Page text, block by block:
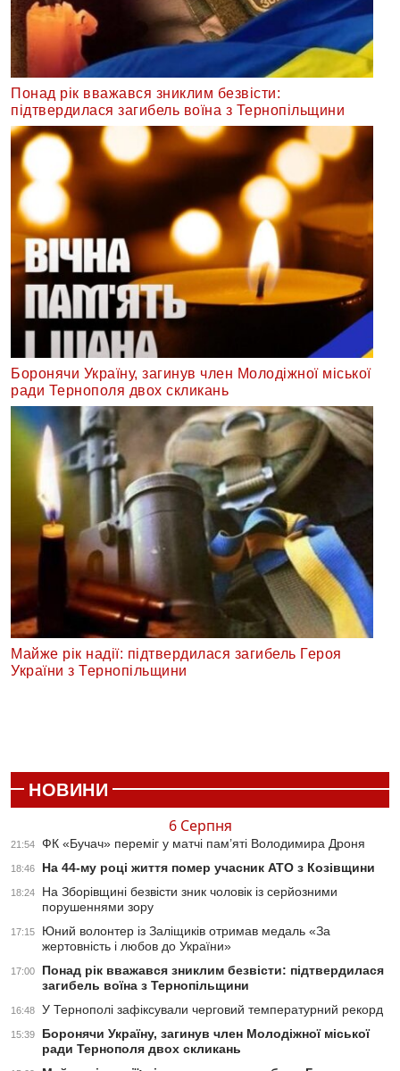
Понад рік вважався зниклим безвісти:
підтвердилася загибель воїна з Тернопільщини
Боронячи Україну, загинув член Молодіжної міської
ради Тернополя двох скликань
Майже рік надії: підтвердилася загибель Героя
України з Тернопільщини
НОВИНИ
6 Серпня
21:54 ФК «Бучач» переміг у матчі пам’яті Володимира Дроня
18:46 На 44-му році життя помер учасник АТО з Козівщини
18:24
На Зборівщині безвісти зник чоловік із серйозними
порушеннями зору
17:15
Юний волонтер із Заліщиків отримав медаль «За
жертовність і любов до України»
17:00
Понад рік вважався зниклим безвісти: підтвердилася
загибель воїна з Тернопільщини
16:48 У Тернополі зафіксували черговий температурний рекорд
15:39
Боронячи Україну, загинув член Молодіжної міської
ради Тернополя двох скликань